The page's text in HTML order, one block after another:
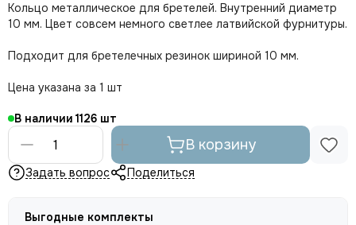
Кольцо металлическое для бретелей. Внутренний диаметр
10 мм. Цвет совсем немного светлее латвийской фурнитуры.
Подходит для бретелечных резинок шириной 10 мм.
Цена указана за 1 шт
В наличии 1126
В корзину
Задать вопрос Поделиться
Выгодные комплекты